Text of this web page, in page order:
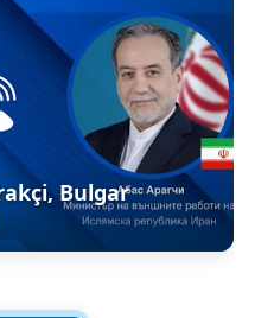
Bulgar